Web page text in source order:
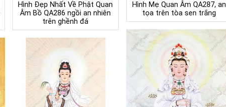
Hình Đẹp Nhất Về Phật Quan
Âm Bồ QA286 ngồi an nhiên
trên ghềnh đá
Hình Mẹ Quan Âm QA287, an
tọa trên tòa sen trắng